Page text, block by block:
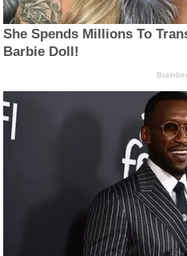
She Spends Millions To
Barbie Doll!